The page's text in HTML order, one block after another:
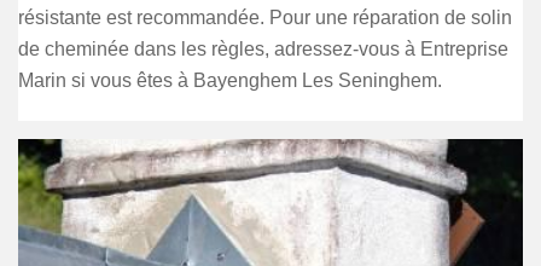
résistante est recommandée. Pour une réparation de solin
de cheminée dans les règles, adressez-vous à Entreprise
Marin si vous êtes à Bayenghem Les Seninghem.